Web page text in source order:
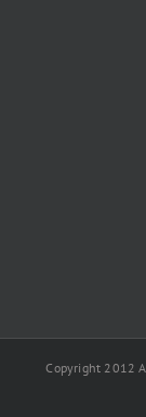
Copyright 2012